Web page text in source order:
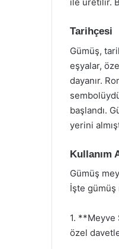
Tarihçesi
Gümüş,
eşyalar,
dayanır.
başlandı.
yerini
Kullanım
Gümüş
İşte gümüş
1. **Meyve
özel